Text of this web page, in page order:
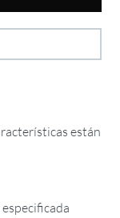
están